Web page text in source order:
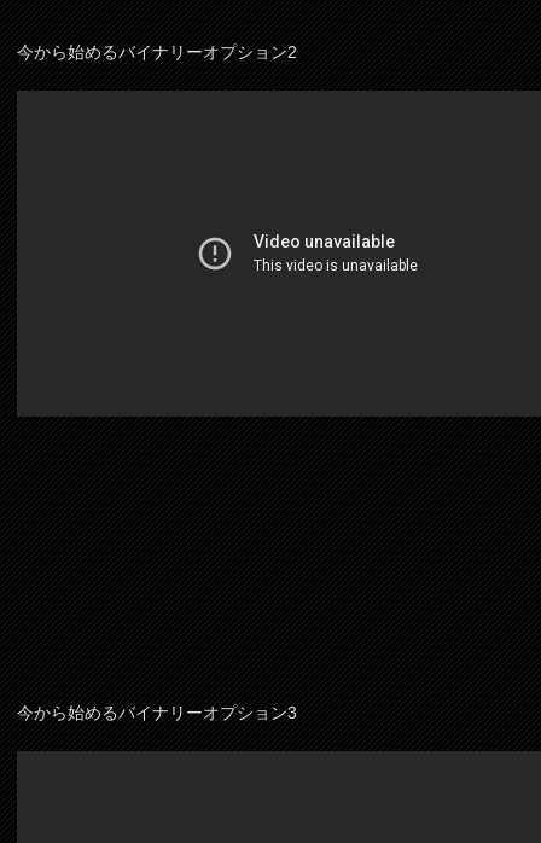
今から始めるバイナリーオプション2
今から始めるバイナリーオプション3